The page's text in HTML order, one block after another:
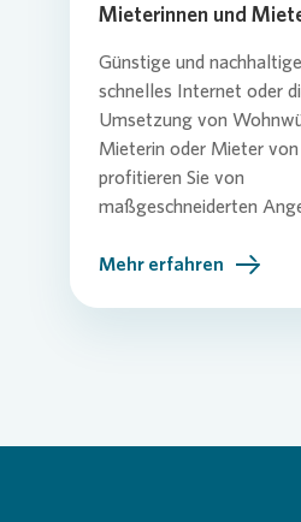
Mieterinnen und
Günstige und
schnelles Internet oder
Umsetzung von
Mieterin oder Mieter von
profitieren Sie von
maßgeschneiderten
Mehr erfahren